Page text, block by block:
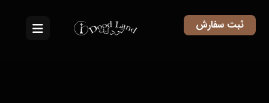
ثبت سفارش